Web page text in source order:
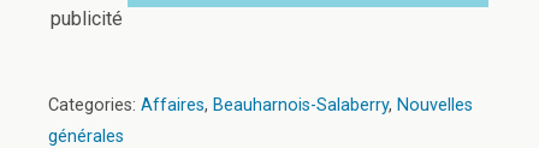
publicité
Categories: Affaires, Beauharnois-Salaberry, Nouvelles
générales